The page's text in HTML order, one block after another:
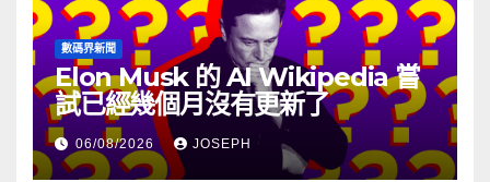
數碼界新聞
Elon Musk 的 AI Wikipedia 嘗
試已經幾個月沒有更新了
06/08/2026 JOSEPH